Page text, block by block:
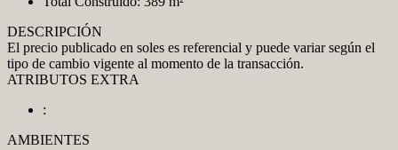
DESCRIPCIÓN
El precio publicado en soles es referencial y puede variar según el
tipo de cambio vigente al momento de la transacción.
ATRIBUTOS EXTRA
:
AMBIENTES